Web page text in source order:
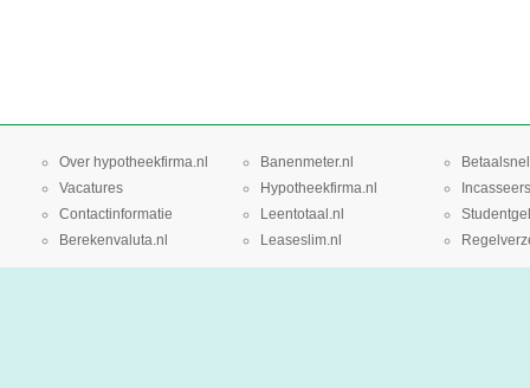
Over hypotheekfirma.nl
Vacatures
Contactinformatie
Berekenvaluta.nl
Banenmeter.nl
Hypotheekfirma.nl
Leentotaal.nl
Leaseslim.nl